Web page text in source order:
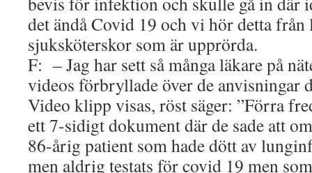
det ändå Covid 19 och vi hör detta från
sjuksköterskor som är upprörda.
F: – Jag har sett så många läkare på
videos förbryllade över de anvisningar
Video klipp visas, röst säger: ”Förra
ett 7-sidigt dokument där de sade att
86-årig patient som hade dött av
men aldrig testats för covid 19 men